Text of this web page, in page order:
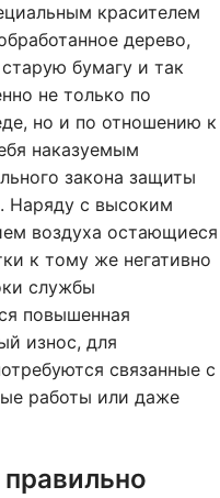
красителем
дерево,
бумагу и так
не только по
но и по отношению к
наказуемым
закона защиты
Наряду с высоким
воздуха остающиеся
к тому же негативно
службы
повышенная
износ, для
связанные с
работы или даже